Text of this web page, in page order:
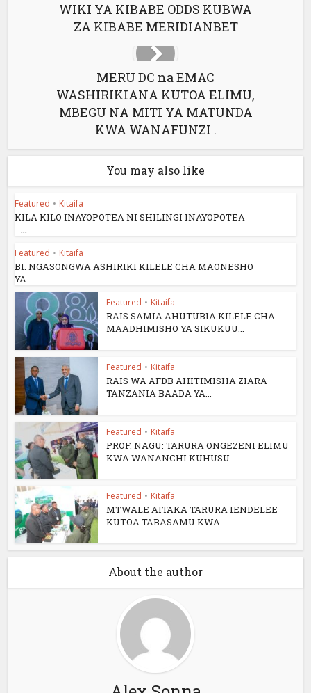
WIKI YA KIBABE ODDS KUBWA
ZA KIBABE MERIDIANBET
MERU DC na EMAC
WASHIRIKIANA KUTOA ELIMU,
MBEGU NA MITI YA MATUNDA
KWA WANAFUNZI .
You may also like
Featured • Kitaifa
KILA KILO INAYOPOTEA NI SHILINGI INAYOPOTEA
–...
Featured • Kitaifa
BI. NGASONGWA ASHIRIKI KILELE CHA MAONESHO
YA...
Featured • Kitaifa
RAIS SAMIA AHUTUBIA KILELE CHA
MAADHIMISHO YA SIKUKUU...
Featured • Kitaifa
RAIS WA AFDB AHITIMISHA ZIARA
TANZANIA BAADA YA...
Featured • Kitaifa
PROF. NAGU: TARURA ONGEZENI ELIMU
KWA WANANCHI KUHUSU...
Featured • Kitaifa
MTWALE AITAKA TARURA IENDELEE
KUTOA TABASAMU KWA...
About the author